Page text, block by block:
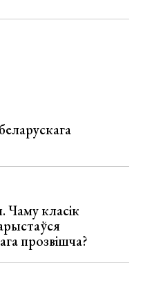
Чаму класік
прозвішча?